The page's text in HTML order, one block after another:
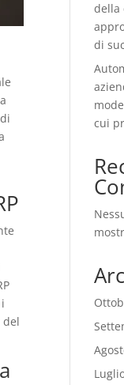
del
della
di
cui